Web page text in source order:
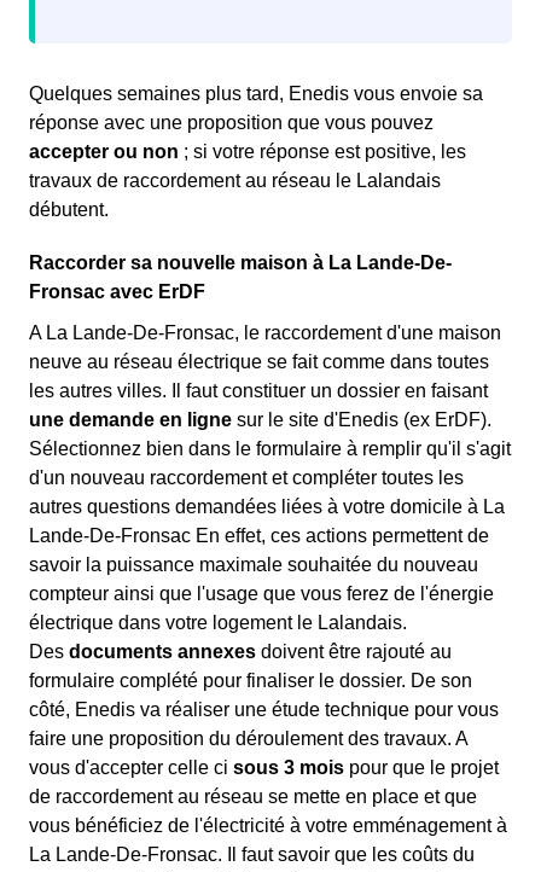
Quelques semaines plus tard, Enedis vous envoie sa
réponse avec une proposition que vous pouvez
accepter ou non ; si votre réponse est positive, les
travaux de raccordement au réseau le Lalandais
débutent.
Raccorder sa nouvelle maison à La Lande-De-
Fronsac avec ErDF
A La Lande-De-Fronsac, le raccordement d'une maison
neuve au réseau électrique se fait comme dans toutes
les autres villes. Il faut constituer un dossier en faisant
une demande en ligne sur le site d'Enedis (ex ErDF).
Sélectionnez bien dans le formulaire à remplir qu'il s'agit
d'un nouveau raccordement et compléter toutes les
autres questions demandées liées à votre domicile à La
Lande-De-Fronsac En effet, ces actions permettent de
savoir la puissance maximale souhaitée du nouveau
compteur ainsi que l'usage que vous ferez de l'énergie
électrique dans votre logement le Lalandais.
Des documents annexes doivent être rajouté au
formulaire complété pour finaliser le dossier. De son
côté, Enedis va réaliser une étude technique pour vous
faire une proposition du déroulement des travaux. A
vous d'accepter celle ci sous 3 mois pour que le projet
de raccordement au réseau se mette en place et que
vous bénéficiez de l'électricité à votre emménagement à
La Lande-De-Fronsac. Il faut savoir que les coûts du